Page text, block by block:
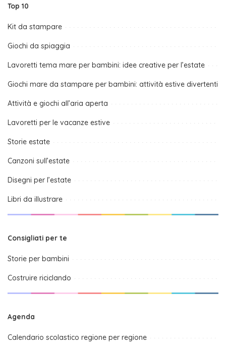
Top 10
Kit da stampare
Giochi da spiaggia
Lavoretti tema mare per bambini: idee creative per l’estate
Giochi mare da stampare per bambini: attività estive divertenti
Attività e giochi all’aria aperta
Lavoretti per le vacanze estive
Storie estate
Canzoni sull’estate
Disegni per l’estate
Libri da illustrare
Consigliati per te
Storie per bambini
Costruire riciclando
Agenda
Calendario scolastico regione per regione